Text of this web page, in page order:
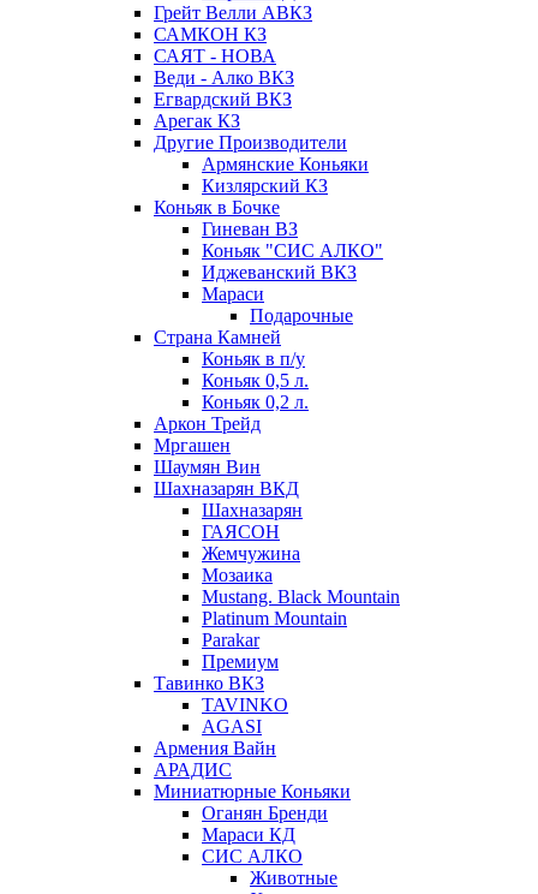
Грейт Велли АВКЗ
САМКОН КЗ
САЯТ - НОВА
Веди - Алко ВКЗ
Егвардский ВКЗ
Арегак КЗ
Другие Производители
Армянские Коньяки
Кизлярский КЗ
Коньяк в Бочке
Гиневан ВЗ
Коньяк "СИС АЛКО"
Иджеванский ВКЗ
Мараси
Подарочные
Страна Камней
Коньяк в п/у
Коньяк 0,5 л.
Коньяк 0,2 л.
Аркон Трейд
Мргашен
Шаумян Вин
Шахназарян ВКД
Шахназарян
ГАЯСОН
Жемчужина
Мозаика
Mustang. Black Mountain
Platinum Mountain
Parakar
Премиум
Тавинко ВКЗ
TAVINKO
AGASI
Армения Вайн
АРАДИС
Миниатюрные Коньяки
Оганян Бренди
Мараси КД
СИС АЛКО
Животные